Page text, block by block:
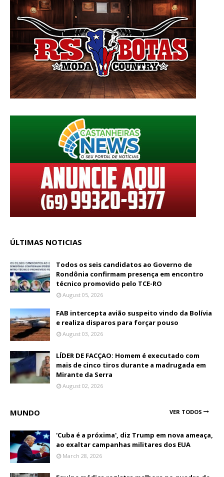
ÚLTIMAS NOTICIAS
Todos os seis candidatos ao Governo de
Rondônia confirmam presença em encontro
técnico promovido pelo TCE-RO
August 05, 2026
FAB intercepta avião suspeito vindo da Bolívia
e realiza disparos para forçar pouso
August 03, 2026
LÍDER DE FACÇAO: Homem é executado com
mais de cinco tiros durante a madrugada em
Mirante da Serra
August 02, 2026
MUNDO VER TODOS
'Cuba é a próxima', diz Trump em nova ameaça,
ao exaltar campanhas militares dos EUA
March 28, 2026